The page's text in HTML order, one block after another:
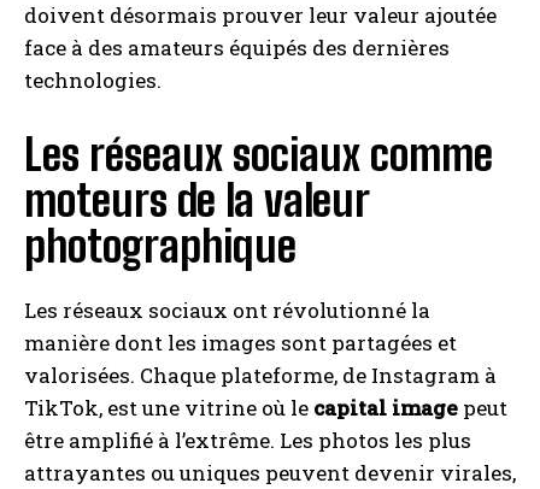
doivent désormais prouver leur valeur ajoutée
face à des amateurs équipés des dernières
technologies.
Les réseaux sociaux comme
moteurs de la valeur
photographique
Les réseaux sociaux ont révolutionné la
manière dont les images sont partagées et
valorisées. Chaque plateforme, de Instagram à
TikTok, est une vitrine où le capital image peut
être amplifié à l’extrême. Les photos les plus
attrayantes ou uniques peuvent devenir virales,